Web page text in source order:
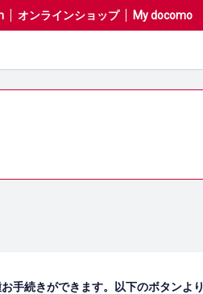
オンラインショップ My docomo
手続きができます。以下のボタンよ